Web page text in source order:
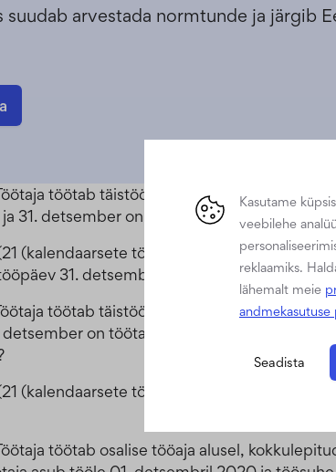
suudab arvestada normtunde ja järgib
töötab täistööaja alusel, kokkulepitud
ja 31. detsember on töötaja tööpäevad. Mis
(kalendaarsete tööpäevade arv) × 8
31. detsembril) = Töötaja detsembri
töötab täistööaja alusel, kokkulepitud
detsember on töötaja tööpäev on ja 31.
(kalendaarsete tööpäevade arv) × 8) – 3
töötab osalise tööaja alusel,
Kasutame
veebilehe
reklaamiks.
lähemalt meie
Seadista